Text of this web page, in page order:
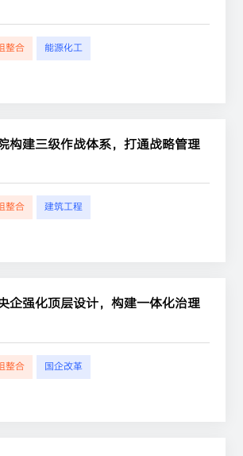
整合 能源化工
构建三级作战体系，打通战略管理
整合 建筑工程
企强化顶层设计，构建一体化治理
整合 国企改革